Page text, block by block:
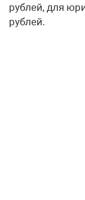
рублей, для
рублей.